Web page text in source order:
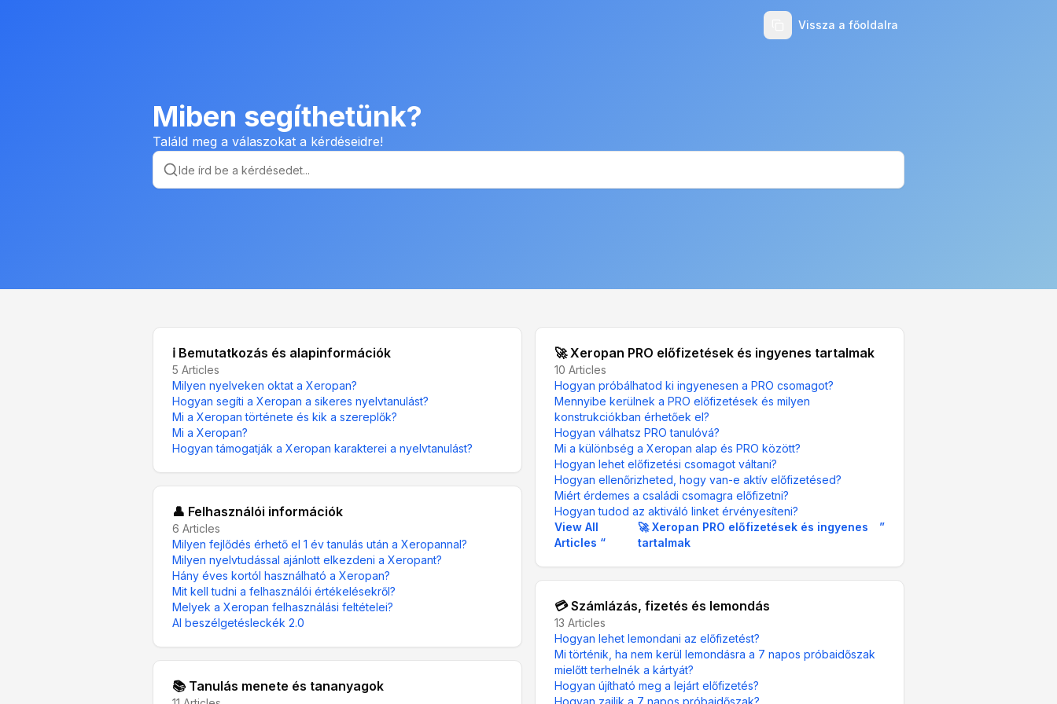
Vissza a főoldalra
Miben segíthetünk?
Találd meg a válaszokat a kérdéseidre!
ℹ️ Bemutatkozás és alapinformációk
5 Articles
Milyen nyelveken oktat a Xeropan?
Hogyan segíti a Xeropan a sikeres nyelvtanulást?
Mi a Xeropan története és kik a szereplők?
Mi a Xeropan?
Hogyan támogatják a Xeropan karakterei a nyelvtanulást?
👤 Felhasználói információk
6 Articles
Milyen fejlődés érhető el 1 év tanulás után a Xeropannal?
Milyen nyelvtudással ajánlott elkezdeni a Xeropant?
Hány éves kortól használható a Xeropan?
Mit kell tudni a felhasználói értékelésekről?
Melyek a Xeropan felhasználási feltételei?
AI beszélgetésleckék 2.0
📚 Tanulás menete és tananyagok
🚀 Xeropan PRO előfizetések és ingyenes tartalmak
10 Articles
Hogyan próbálhatod ki ingyenesen a PRO csomagot?
Mennyibe kerülnek a PRO előfizetések és milyen
konstrukciókban érhetőek el?
Hogyan válhatsz PRO tanulóvá?
Mi a különbség a Xeropan alap és PRO között?
Hogyan lehet előfizetési csomagot váltani?
Hogyan ellenőrizheted, hogy van-e aktív előfizetésed?
Miért érdemes a családi csomagra előfizetni?
Hogyan tudod az aktiváló linket érvényesíteni?
View All
Articles “
🚀 Xeropan PRO előfizetések és ingyenes
tartalmak
”
💳 Számlázás, fizetés és lemondás
13 Articles
Hogyan lehet lemondani az előfizetést?
Mi történik, ha nem kerül lemondásra a 7 napos próbaidőszak
mielőtt terhelnék a kártyát?
Hogyan újítható meg a lejárt előfizetés?
Hogyan zajlik a 7 napos próbaidőszak?